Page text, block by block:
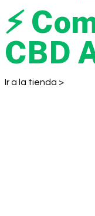
⚡
CBD
Ir a la tienda >